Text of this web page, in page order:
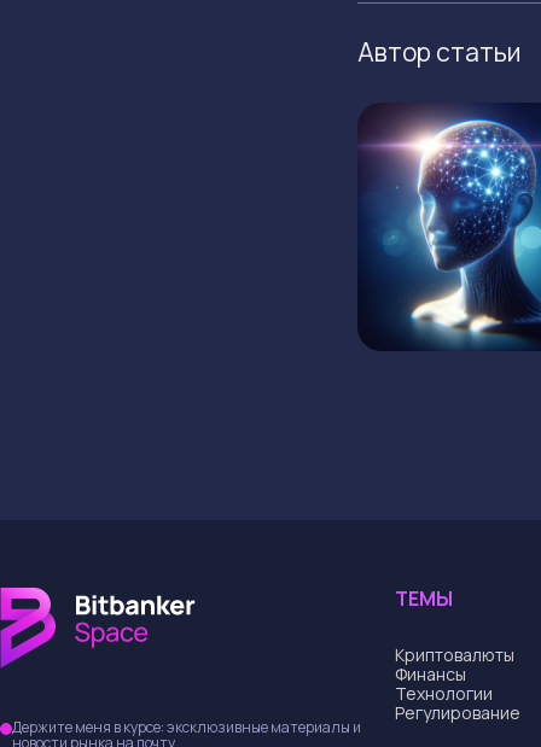
Автор статьи
Держите меня в курсе: эксклюзивные материалы и
ТЕМЫ
Криптовалюты
Финансы
Технологии
Регулирование